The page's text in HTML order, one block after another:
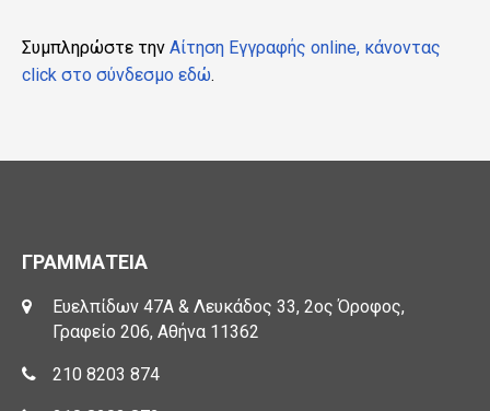
Συμπληρώστε την Αίτηση Εγγραφής online, κάνοντας
click στο σύνδεσμο εδώ.
ΓΡΑΜΜΑΤΕΙΑ
Ευελπίδων 47Α & Λευκάδος 33, 2ος Όροφος,
Γραφείο 206, Αθήνα 11362
210 8203 874